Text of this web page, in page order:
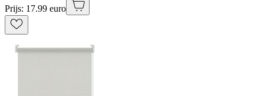
Prijs: 17.99 euro